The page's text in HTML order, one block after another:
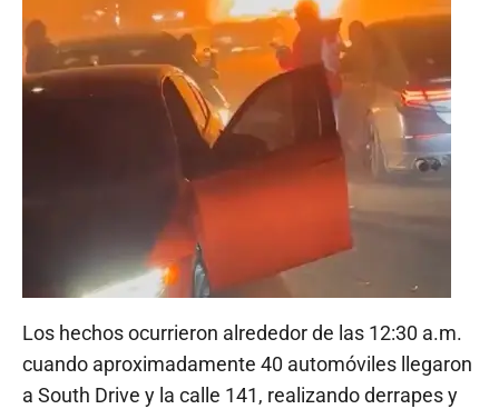
Los hechos ocurrieron alrededor de las 12:30 a.m.
cuando aproximadamente 40 automóviles llegaron
a South Drive y la calle 141, realizando derrapes y